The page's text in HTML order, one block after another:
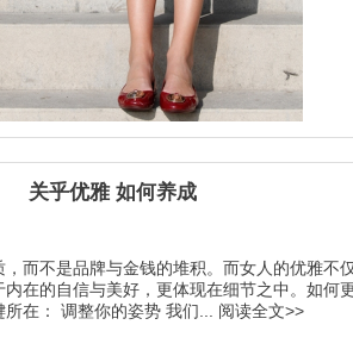
关乎优雅 如何养成
而不是品牌与金钱的堆积。而女人的优雅不
在的自信与美好，更体现在细节之中。如何
在： 调整你的姿势 我们...
阅读全文>>